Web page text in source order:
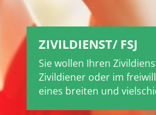
ZIVILDIENST/ FSJ
Sie wollen Ihren
Zivildiener oder im
eines breiten und